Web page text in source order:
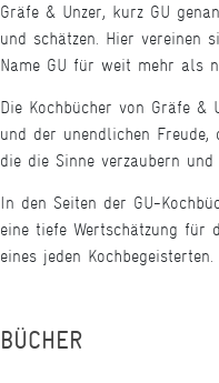
Gräfe & Unzer, kurz GU
und schätzen. Hier vereinen
Name GU für weit mehr als
Die Kochbücher von Gräfe &
und der unendlichen
die die Sinne verzaubern
In den Seiten der GU-
eine tiefe Wertschätzung für
eines jeden Kochbegeisterten.
BÜCHER